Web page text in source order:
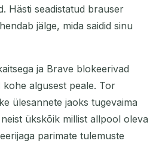
Hästi seadistatud brauser
jälge, mida saidid sinu
ja Brave blokeerivad
kohe algusest peale. Tor
ülesannete jaoks tugevaima
ükskõik millist allpool oleva
parimate tulemuste